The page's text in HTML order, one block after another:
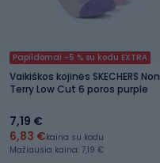
Papildomai -5 % su kodu EXTRA
Vaikiškos kojinės SKECHERS Non
Terry Low Cut 6 poros purple
7,19 €
6,83 €kaina su kodu
Mažiausia kaina: 7,19 €